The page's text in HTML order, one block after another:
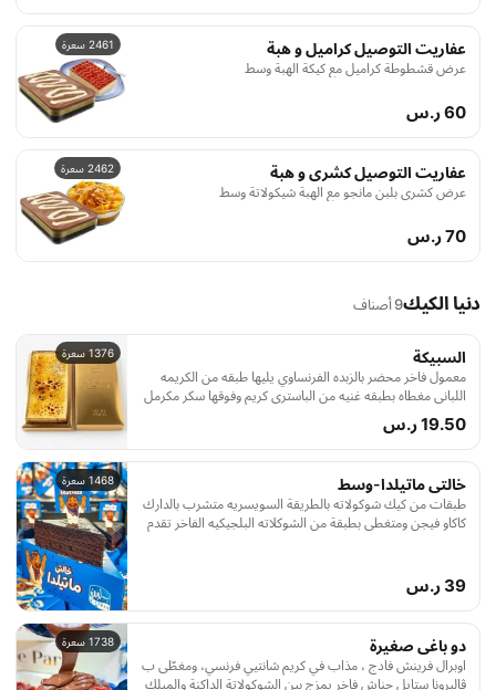
2461 سعرة عفاريت التوصيل كراميل و هبة
عرض قشطوطة كراميل مع كيكة الهبة وسط
60 ر.س
2462 سعرة عفاريت التوصيل كشرى و هبة
عرض كشرى بلبن مانجو مع الهبة شيكولاتة وسط
70 ر.س
دنيا الكيك9 أصناف
1376 سعرة السبيكة
معمول فاخر محضر بالزبده الفرنساوي يليها طبقه من الكريمه
اللباني مغطاه بطبقه غنيه من الباستري كريم وفوقها سكر مكرمل
بلهب النار
19.50 ر.س
1468 سعرة خالتى ماتيلدا-وسط
طبقات من كيك شوكولاته بالطريقة السويسريه متشرب بالدارك
كاكاو فيجن ومتغطي بطبقة من الشوكلاته البلجيكيه الفاخر تقدم
39 ر.س
1738 سعرة دو باغى صغيرة
اوبرال فرينش فادج ، مذاب في كريم شانتيي فرنسي، ومغطّى ب
ڤاليرونا ستايل جناش فاخر يمزج بين الشوكولاتة الداكنة والميلك